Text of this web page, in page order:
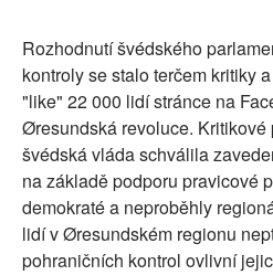
Rozhodnutí švédského
kontroly se stalo terčem kritiky
"like" 22 000 lidí stránce na
Øresundská revoluce. Kritikové
švédská vláda schválila
na základě podporu pravicové
demokraté a neproběhly
lidí v Øresundském regionu
pohraničních kontrol ovlivní